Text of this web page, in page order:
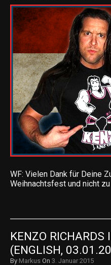
WF: Vielen Dank für Deine
Weihnachtsfest und nicht
KENZO RICHARDS
(ENGLISH,
By Markus On 3. Januar 2015